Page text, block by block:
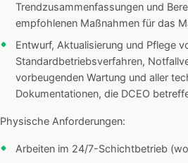
Trendzusammenfassungen und
empfohlenen Maßnahmen für das
Entwurf, Aktualisierung und Pflege
Standardbetriebsverfahren,
vorbeugenden Wartung und aller
Dokumentationen, die DCEO
Physische Anforderungen:
Arbeiten im 24/7-Schichtbetrieb